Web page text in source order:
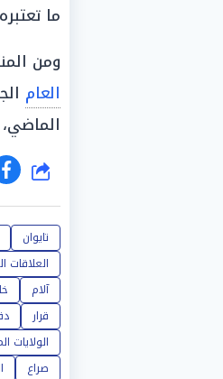
ما
ومن
العام
شارك
تايوان
العلاقات
آلام
قرار
الولايات
صراع